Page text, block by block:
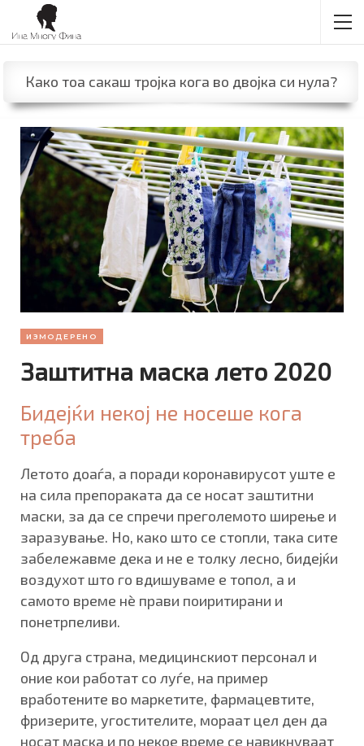
Како тоа сакаш тројка кога во двојка си нула?
ИЗМОДЕРЕНО
Заштитна маска лето 2020
Бидејќи некој не носеше кога
треба
Летото доаѓа, а поради коронавирусот уште е
на сила препораката да се носат заштитни
маски, за да се спречи преголемото ширење и
заразување. Но, како што се стопли, така сите
забележавме дека и не е толку лесно, бидејќи
воздухот што го вдишуваме е топол, а и
самото време нè прави поиритирани и
понетрпеливи.
Од друга страна, медицинскиот персонал и
оние кои работат со луѓе, на пример
вработените во маркетите, фармацевтите,
фризерите, угостителите, мораат цел ден да
носат маска и по некое време се навикнуваат